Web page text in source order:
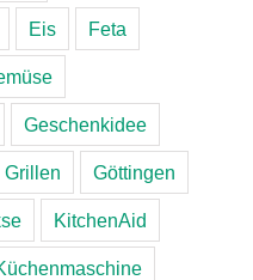
Eis Feta
Geschenkidee
Grillen Göttingen
KitchenAid